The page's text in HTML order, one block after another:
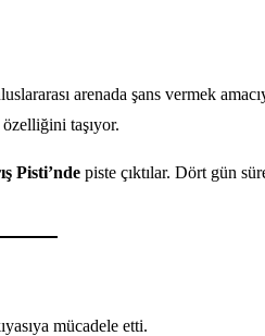
arenada şans vermek
taşıyor.
Pisti’nde piste çıktılar. Dört gün
mücadele etti.